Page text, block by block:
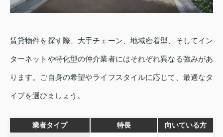
賃貸物件を探す際、大手チェーン、地域密着型、そしてイン
ターネットや特化型の仲介業者にはそれぞれ異なる強みがあ
ります。ご自身の希望やライフスタイルに応じて、最適なタ
イプを選びましょう。
業者タイプ 特長 向いている方